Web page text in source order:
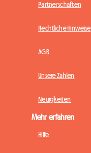
Partnerschaften
Rechtliche Hinweise
AGB
Unsere Zahlen
Neuigkeiten
Mehr erfahren
Hilfe